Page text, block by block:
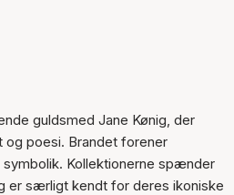
guldsmed Jane Kønig, der
og poesi. Brandet forener
Kollektionerne spænder
er særligt kendt for deres ikoniske